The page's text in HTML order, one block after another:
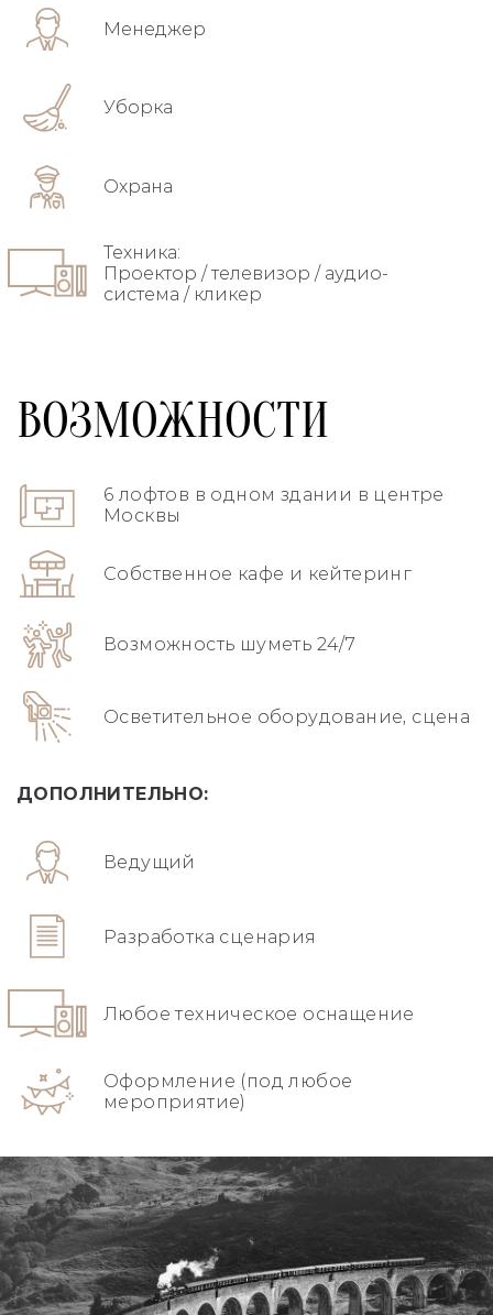
Менеджер
Уборка
Охрана
Техника:
Проектор / телевизор / аудио-
система / кликер
ВОЗМОЖНОСТИ
6 лофтов в одном здании в центре
Москвы
Собственное кафе и кейтеринг
Возможность шуметь 24/7
Осветительное оборудование, сцена
ДОПОЛНИТЕЛЬНО:
Ведущий
Разработка сценария
Любое техническое оснащение
Оформление (под любое
мероприятие)